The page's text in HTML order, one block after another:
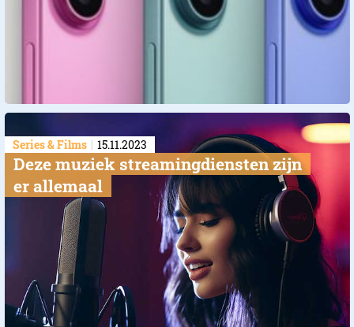
Series & Films 15.11.2023
​Deze muziek streamingdiensten zijn
er allemaal